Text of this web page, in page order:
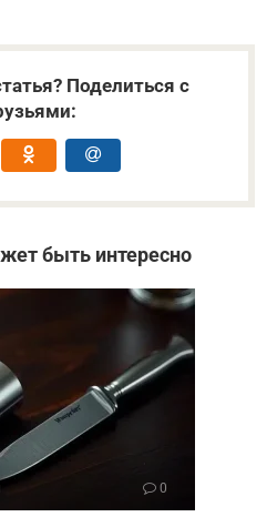
Поделиться с
быть интересно
0